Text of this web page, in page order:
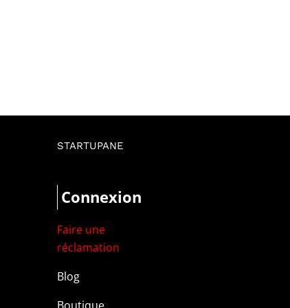
STARTUPANE
Connexion
Faire une
réclamation
Blog
Boutique